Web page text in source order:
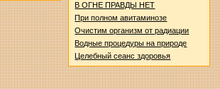
В ОГНЕ ПРАВДЫ НЕТ
При полном авитаминозе
Очистим организм от радиации
Водные процедуры на природе
Целебный сеанс здоровья